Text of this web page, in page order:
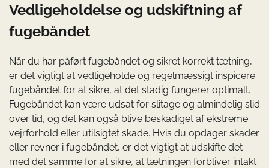
Vedligeholdelse og udskiftning af
fugebåndet
Når du har påført fugebåndet og sikret korrekt tætning,
er det vigtigt at vedligeholde og regelmæssigt inspicere
fugebåndet for at sikre, at det stadig fungerer optimalt.
Fugebåndet kan være udsat for slitage og almindelig slid
over tid, og det kan også blive beskadiget af ekstreme
vejrforhold eller utilsigtet skade. Hvis du opdager skader
eller revner i fugebåndet, er det vigtigt at udskifte det
med det samme for at sikre, at tætningen forbliver intakt